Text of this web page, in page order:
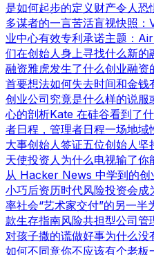
是如何起步的定义财产令人恐
多谋者的一言苦活盲视快照：
业中心有效专利承诺主题：
们在创始人身上寻找什么新的
融资雅虎发生了什么创业融资
首要想法如何失去时间和金钱
创业公司究竟是什么样的说服
心的剖析Kate 在硅谷看到了
者日程，管理者日程一场地域
大事创始人签证五位创始人坚
天使投资人为什么电视输了你
从 Hacker News 中学到的创
小巧后资历时代风险投资会成
率社会“艺术家交付”的另一半
款生存指南风险共担型公司管
对孩子撒的谎做好事为什么没
如何不同意你不应该有个老板